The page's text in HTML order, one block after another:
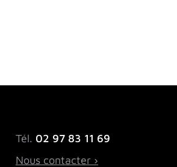
Tél. 02 97 83 11 69
Nous contacter ›